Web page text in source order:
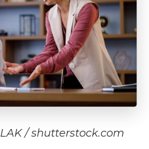
/ shutterstock.com